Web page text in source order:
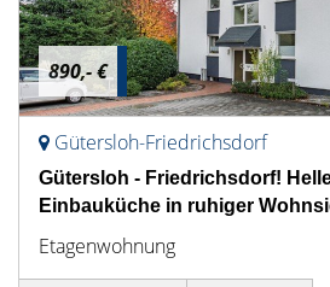
890,- €
Gütersloh-Friedrichsdorf
Gütersloh - Friedrichsdorf!
Einbauküche in ruhiger
Etagenwohnung